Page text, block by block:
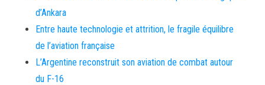
d’Ankara
Entre haute technologie et attrition, le fragile équilibre
de l’aviation française
L’Argentine reconstruit son aviation de combat autour
du F-16